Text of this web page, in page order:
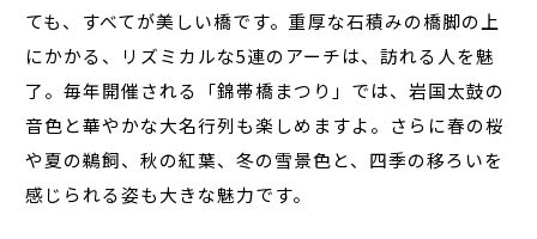
ても、すべてが美しい橋です。重厚な石積みの橋脚の上
にかかる、リズミカルな5連のアーチは、訪れる人を魅
了。毎年開催される「錦帯橋まつり」では、岩国太鼓の
音色と華やかな大名行列も楽しめますよ。さらに春の桜
や夏の鵜飼、秋の紅葉、冬の雪景色と、四季の移ろいを
感じられる姿も大きな魅力です。